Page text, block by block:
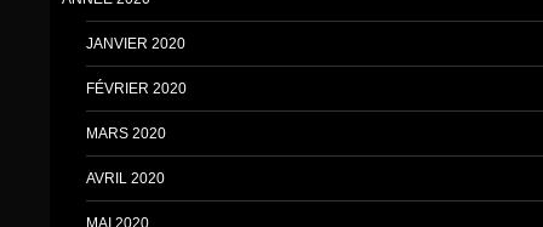
JANVIER 2020
FÉVRIER 2020
MARS 2020
AVRIL 2020
MAI 2020